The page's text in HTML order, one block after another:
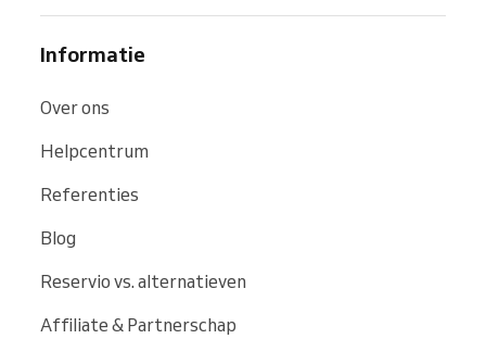
Informatie
Over ons
Helpcentrum
Referenties
Blog
Reservio vs. alternatieven
Affiliate & Partnerschap